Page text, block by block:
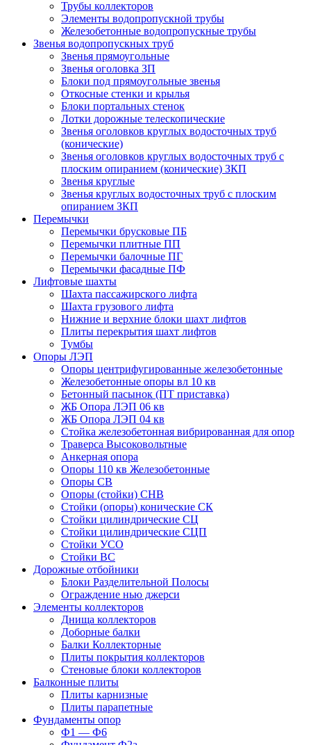
Трубы коллекторов
Элементы водопропускной трубы
Железобетонные водопропускные трубы
Звенья водопропускных труб
Звенья прямоугольные
Звенья оголовка ЗП
Блоки под прямоугольные звенья
Откосные стенки и крылья
Блоки портальных стенок
Лотки дорожные телескопические
Звенья оголовков круглых водосточных труб
(конические)
Звенья оголовков круглых водосточных труб с
плоским опиранием (конические) ЗКП
Звенья круглые
Звенья круглых водосточных труб с плоским
опиранием ЗКП
Перемычки
Перемычки брусковые ПБ
Перемычки плитные ПП
Перемычки балочные ПГ
Перемычки фасадные ПФ
Лифтовые шахты
Шахта пассажирского лифта
Шахта грузового лифта
Нижние и верхние блоки шахт лифтов
Плиты перекрытия шахт лифтов
Тумбы
Опоры ЛЭП
Опоры центрифугированные железобетонные
Железобетонные опоры вл 10 кв
Бетонный пасынок (ПТ приставка)
ЖБ Опора ЛЭП 06 кв
ЖБ Опора ЛЭП 04 кв
Стойка железобетонная вибрированная для опор
Траверса Высоковольтные
Анкерная опора
Опоры 110 кв Железобетонные
Опоры СВ
Опоры (стойки) СНВ
Стойки (опоры) конические СК
Стойки цилиндрические СЦ
Стойки цилиндрические СЦП
Стойки УСО
Стойки ВС
Дорожные отбойники
Блоки Разделительной Полосы
Ограждение нью джерси
Элементы коллекторов
Днища коллекторов
Доборные балки
Балки Коллекторные
Плиты покрытия коллекторов
Стеновые блоки коллекторов
Балконные плиты
Плиты карнизные
Плиты парапетные
Фундаменты опор
Ф1 — Ф6